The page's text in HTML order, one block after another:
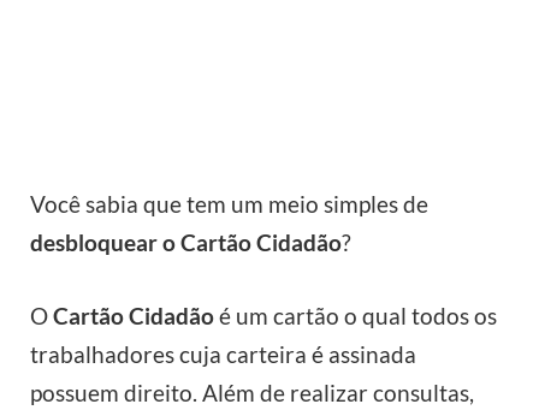
Você sabia que tem um meio simples de
desbloquear o Cartão Cidadão?
OCartão Cidadãoé um cartão o qual todos os
trabalhadores cuja carteira é assinada
possuem direito. Além de realizar consultas,